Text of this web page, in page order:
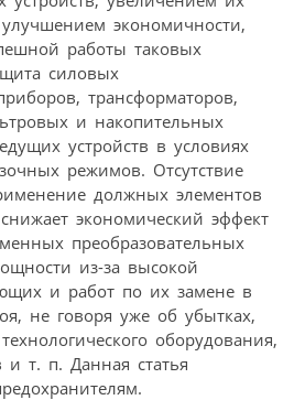
экономичности,
работы таковых
силовых
трансформаторов,
и накопительных
устройств в условиях
режимов. Отсутствие
должных элементов
экономический эффект
преобразовательных
из-за высокой
и работ по их замене в
не говоря уже об убытках,
оборудования,
и т. п. Данная статья